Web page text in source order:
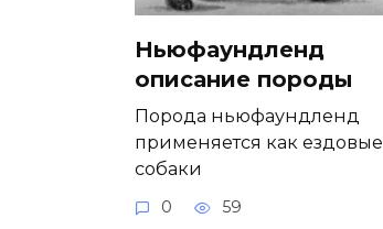
Ньюфаундленд
описание породы
Порода ньюфаундленд
применяется как ездовые
собаки
0 59